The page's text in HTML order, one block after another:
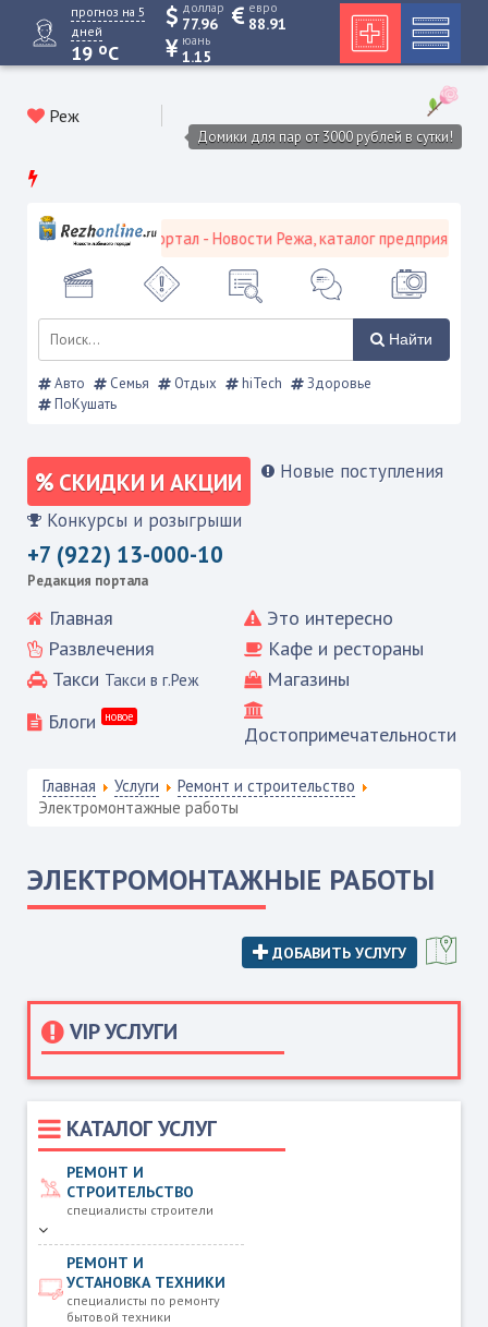
прогноз на 5
дней
19 oC
доллар
77.96
евро
88.91
юань
1.15
Реж
Домики для пар от 3000 рублей в сутки!
городской портал - Новости Режа, каталог предприятий,
Найти
Авто Семья Отдых hiTech
Здоровье
ПоКушать
СКИДКИ И АКЦИИ Новые поступления
Конкурсы и розыгрыши
+7 (922) 13-000-10
Редакция портала
Главная
Это интересно
Развлечения
Кафе и рестораны
Такси Такси в г.Реж
Магазины
Блоги
новое
Достопримечательности
Главная Услуги
Ремонт и строительство
Электромонтажные работы
VIP УСЛУГИ
КАТАЛОГ УСЛУГ
РЕМОНТ И
СТРОИТЕЛЬСТВО
специалисты строители
РЕМОНТ И
УСТАНОВКА ТЕХНИКИ
специалисты по ремонту
бытовой техники
ЭЛЕКТРОМОНТАЖНЫЕ РАБОТЫ
ДОБАВИТЬ УСЛУГУ